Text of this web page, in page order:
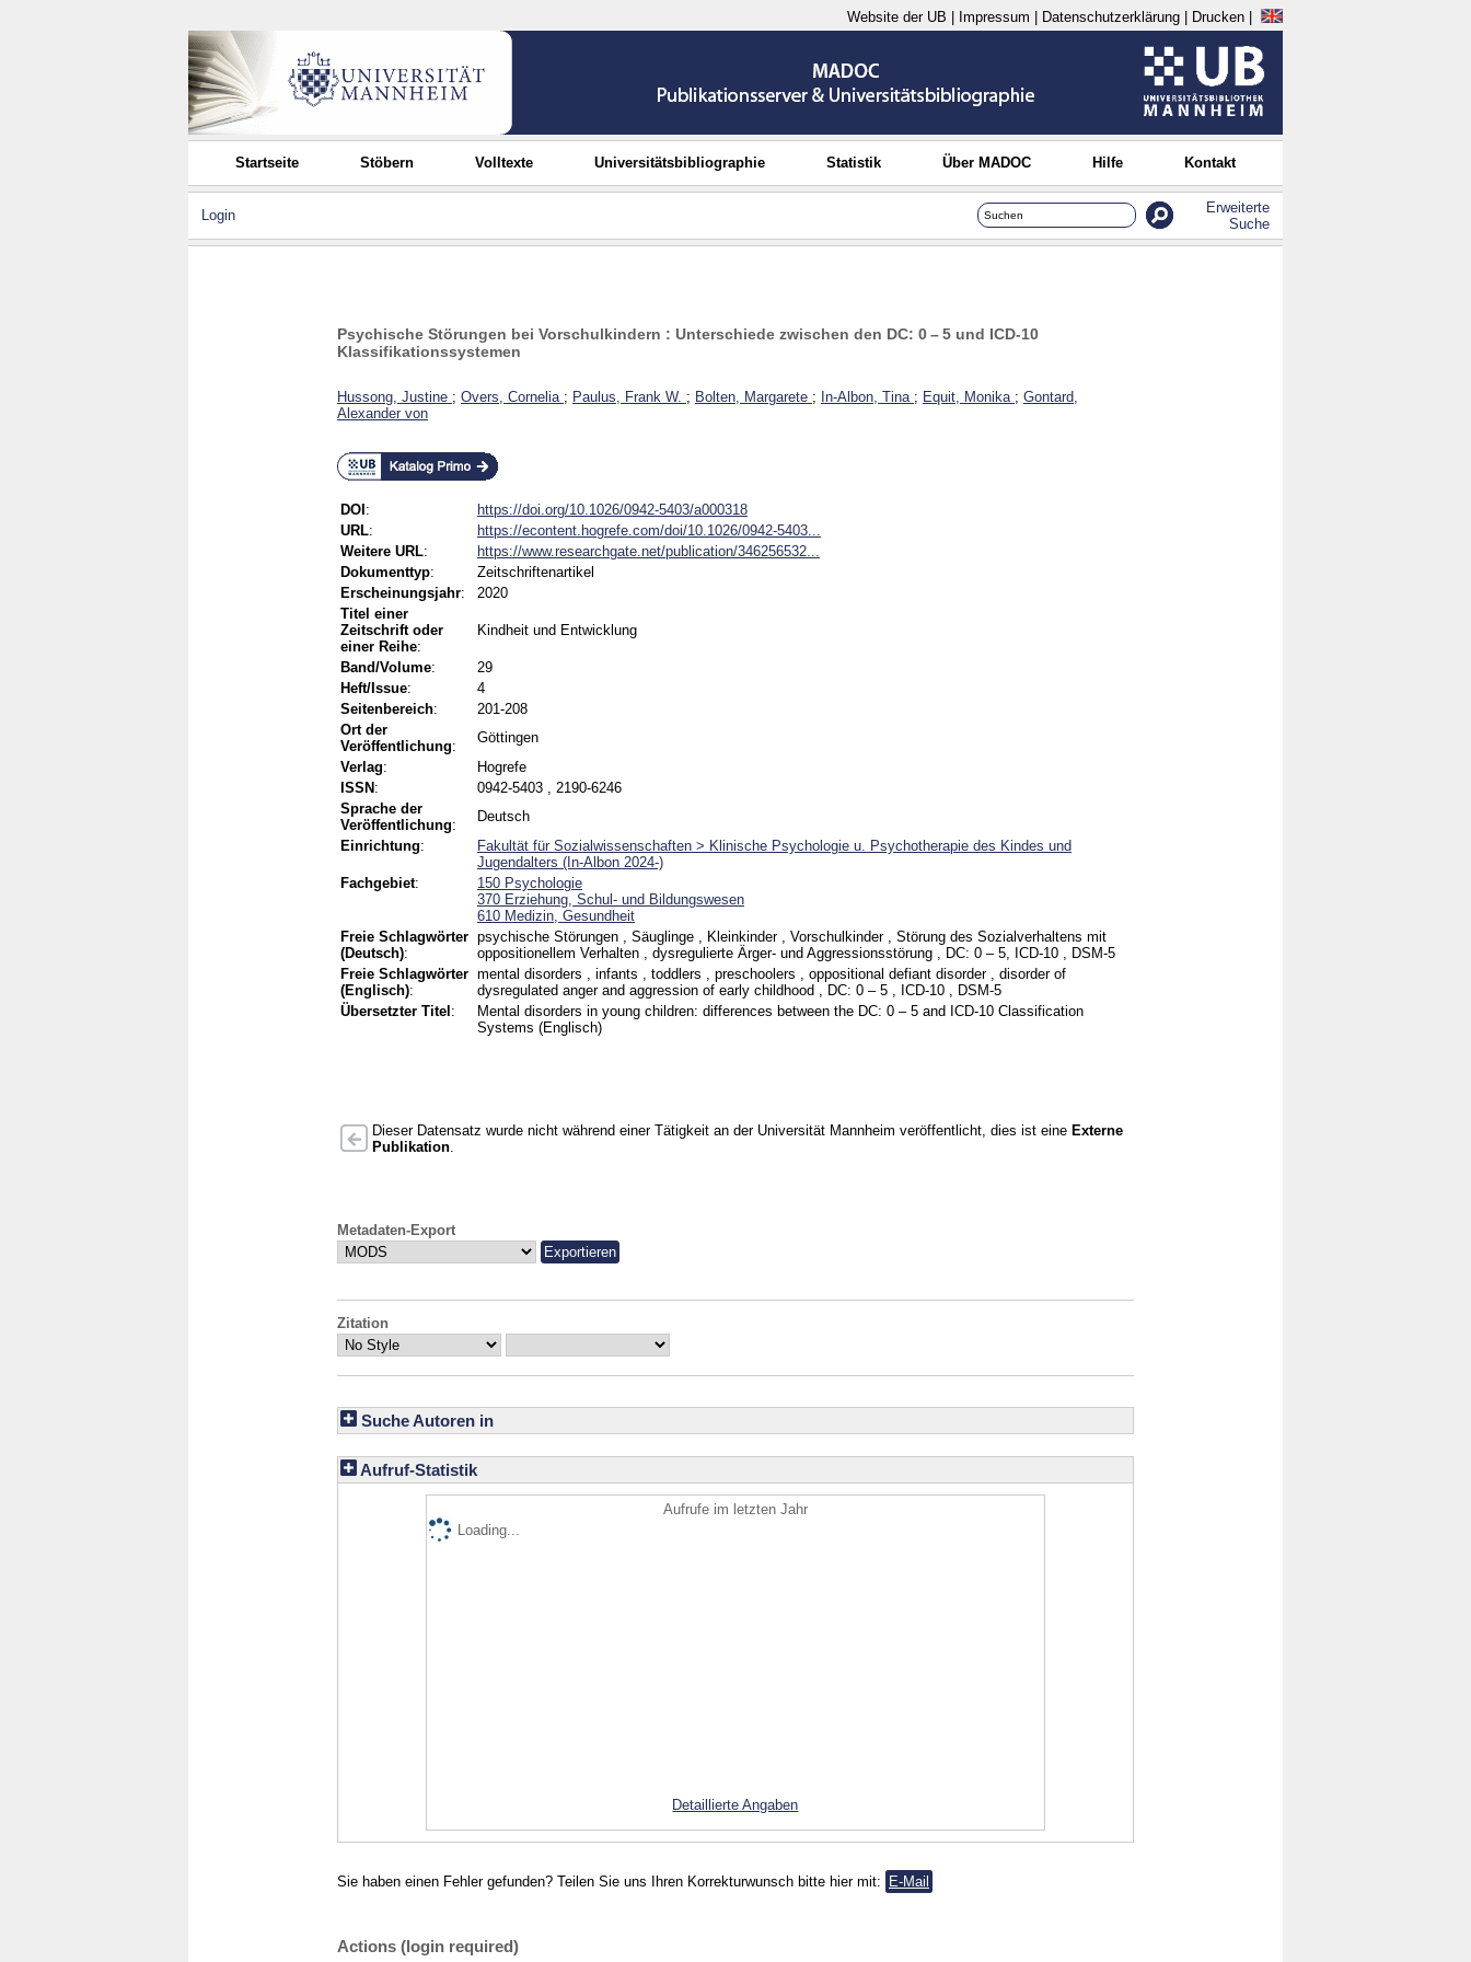
Website der UB Impressum Datenschutzerklärung Drucken
Startseite Stöbern Volltexte Universitätsbibliographie Statistik Über MADOC Hilfe Kontakt
Login
Erweiterte
Suche
Psychische Störungen bei Vorschulkindern : Unterschiede zwischen den DC: 0 – 5 und ICD-10
Klassifikationssystemen
Hussong, Justine ; Overs, Cornelia ; Paulus, Frank W. ; Bolten, Margarete ; In-Albon, Tina ; Equit, Monika ; Gontard,
Alexander von
DOI :
https://doi.org/10.1026/0942-5403/a000318
URL:
https://econtent.hogrefe.com/doi/10.1026/0942-5403...
Weitere URL:
https://www.researchgate.net/publication/346256532...
Dokumenttyp:
Zeitschriftenartikel
Erscheinungsjahr:
2020
Titel einer
Zeitschrift oder
einer Reihe:
Kindheit und Entwicklung
Band/Volume:
29
Heft/Issue:
4
Seitenbereich:
201-208
Ort der
Veröffentlichung:
Göttingen
Verlag:
Hogrefe
ISSN :
0942-5403 , 2190-6246
Sprache der
Veröffentlichung:
Deutsch
Einrichtung:
Fakultät für Sozialwissenschaften > Klinische Psychologie u. Psychotherapie des Kindes und
Jugendalters (In-Albon 2024-)
Fachgebiet:
150 Psychologie
370 Erziehung, Schul- und Bildungswesen
610 Medizin, Gesundheit
Freie Schlagwörter
(Deutsch):
psychische Störungen , Säuglinge , Kleinkinder , Vorschulkinder , Störung des Sozialverhaltens mit
oppositionellem Verhalten , dysregulierte Ärger- und Aggressionsstörung , DC: 0 – 5, ICD-10 , DSM-5
Freie Schlagwörter
(Englisch):
mental disorders , infants , toddlers , preschoolers , oppositional defiant disorder , disorder of
dysregulated anger and aggression of early childhood , DC: 0 – 5 , ICD-10 , DSM-5
Übersetzter Titel :
Mental disorders in young children: differences between the DC: 0 – 5 and ICD-10 Classification
Systems (Englisch)
Dieser Datensatz wurde nicht während einer Tätigkeit an der Universität Mannheim veröffentlicht, dies ist eine Externe
Publikation
Metadaten-Export
Zitation
Suche Autoren in
Aufruf-Statistik
Aufrufe im letzten Jahr
Loading...
Detaillierte Angaben
Sie haben einen Fehler gefunden? Teilen Sie uns Ihren Korrekturwunsch bitte hier mit: E-Mail
Actions (login required)